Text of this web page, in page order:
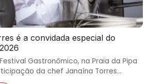
é a convidada especial do
Gastronômico, na Praia da Pipa
da chef Janaína Torres…